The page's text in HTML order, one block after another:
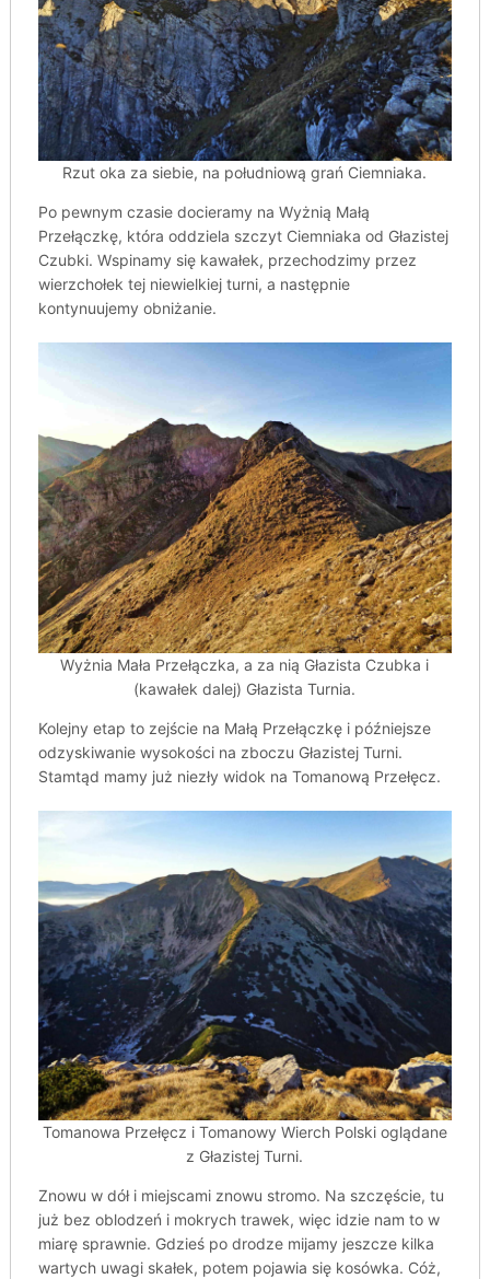
Rzut oka za siebie, na południową grań Ciemniaka.
Po pewnym czasie docieramy na Wyżnią Małą
Przełączkę, która oddziela szczyt Ciemniaka od Głazistej
Czubki. Wspinamy się kawałek, przechodzimy przez
wierzchołek tej niewielkiej turni, a następnie
kontynuujemy obniżanie.
Wyżnia Mała Przełączka, a za nią Głazista Czubka i
(kawałek dalej) Głazista Turnia.
Kolejny etap to zejście na Małą Przełączkę i późniejsze
odzyskiwanie wysokości na zboczu Głazistej Turni.
Stamtąd mamy już niezły widok na Tomanową Przełęcz.
Tomanowa Przełęcz i Tomanowy Wierch Polski oglądane
z Głazistej Turni.
Znowu w dół i miejscami znowu stromo. Na szczęście, tu
już bez oblodzeń i mokrych trawek, więc idzie nam to w
miarę sprawnie. Gdzieś po drodze mijamy jeszcze kilka
wartych uwagi skałek, potem pojawia się kosówka. Cóż,